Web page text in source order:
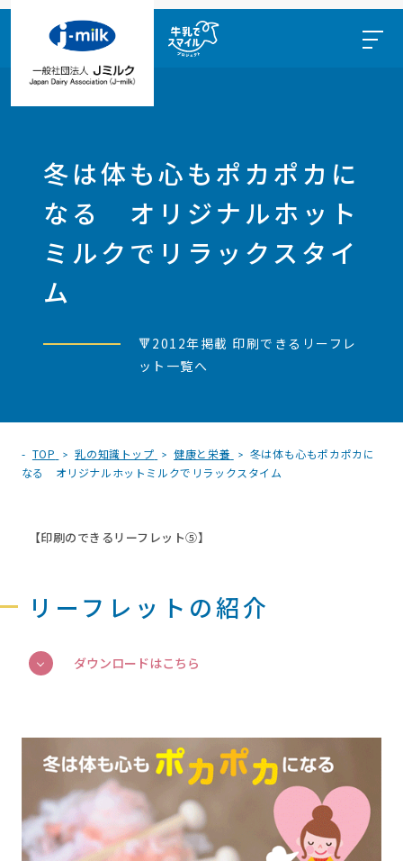
冬は体も心もポカポカに
なる オリジナルホット
ミルクでリラックスタイ
ム
🔻2012年掲載 印刷できるリーフレ
ット一覧へ
TOP 乳の知識トップ 健康と栄養
冬は体も心もポカポカに
なる オリジナルホットミルクでリラックスタイム
【印刷のできるリーフレット⑤】
リーフレットの紹介
ダウンロードはこちら